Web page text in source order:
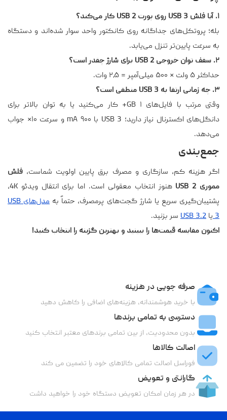
۱. آیا فلش USB 3 روی پورت USB 2 کار می‌کند؟
بله؛ پروتکل‌های جداگانه روی کانکتور واحد سوار شده‌اند و دستگاه
به سرعت پایین‌تر تنزل می‌یابد.
۲. سقف توان خروجی USB 2 برای شارژ چقدر است؟
حداکثر ۵ ولت * ۵۰۰ میلی‌آمپر = ۲٫۵ وات.
۳. چه زمانی ارتقا به USB 3 منطقی است؟
وقتی مرتب با فایل‌های ۱ GB+ کار می‌کنید یا به توان بالاتر برای
دانگل‌های اکسترنال نیاز دارید؛ USB 3 با ۹۰۰ mA و سرعت ۱۰× جواب
می‌دهد.
جمع‌بندی
اگر هزینه کم، سازگاری و مصرف برق پایین اولویت شماست، فلش
مموری USB 2
هنوز انتخاب معقولی است. اما برای انتقال ویدئو 4K،
پشتیبان‌گیری سریع یا شارژ گجت‌های پرمصرف، حتماً به
مدل‌های USB
3 یا USB 3.2 سر بزنید.
اکنون مقایسه قیمت‌ها را ببینید و بهترین گزینه را انتخاب کنید!
صرفه جویی در هزینه
با خرید هوشمندانه، هزینه‌های اضافی را کاهش دهید
دسترسی به تمامی برندها
بدون محدودیت، از بین تمامی برندهای معتبر انتخاب کنید
اصالت کالاها
فوراسل اصالت تمامی کالاهای خود را تضمین می کند
گارانتی و تعویض
در هر زمان امکان تعویض دستگاه خود را خواهید داشت